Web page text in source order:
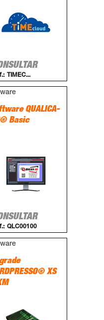
TIMEC...
QUALICA-
Basic
QLC00100
XS